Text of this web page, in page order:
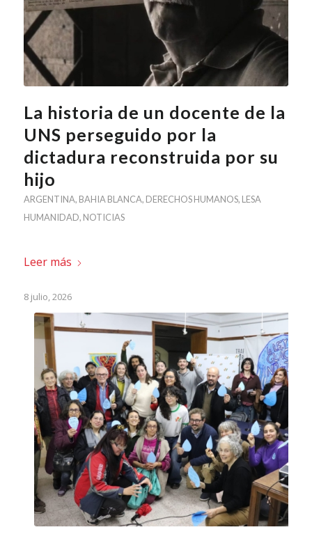
La historia de un docente de la
UNS perseguido por la
dictadura reconstruida por su
hijo
ARGENTINA, BAHIA BLANCA, DERECHOS HUMANOS, LESA
HUMANIDAD, NOTICIAS
Leer más
8 julio, 2026